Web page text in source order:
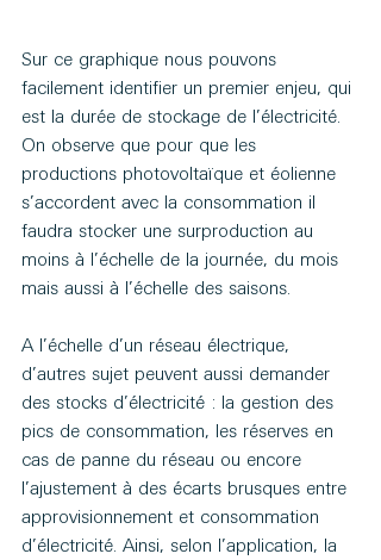
Sur ce graphique nous pouvons
facilement identifier un premier enjeu, qui
est la durée de stockage de l’électricité.
On observe que pour que les
productions photovoltaïque et éolienne
s’accordent avec la consommation il
faudra stocker une surproduction au
moins à l’échelle de la journée, du mois
mais aussi à l’échelle des saisons.
A l’échelle d’un réseau électrique,
d’autres sujet peuvent aussi demander
des stocks d’électricité : la gestion des
pics de consommation, les réserves en
cas de panne du réseau ou encore
l’ajustement à des écarts brusques entre
approvisionnement et consommation
d’électricité. Ainsi, selon l’application, la